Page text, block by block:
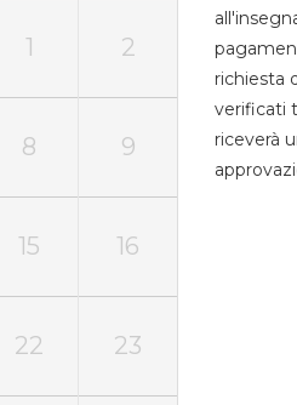
1 2
8 9
15 16
22 23
richiesta
verificati
riceverà